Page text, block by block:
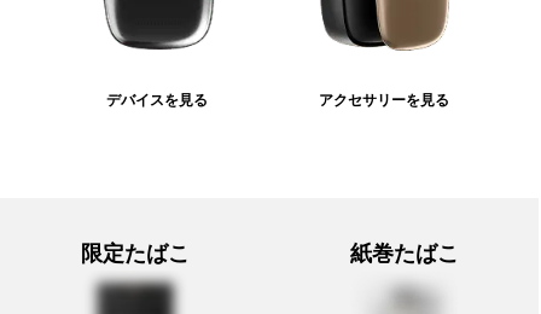
デバイスを見る アクセサリーを見る
限定たばこ 紙巻たばこ